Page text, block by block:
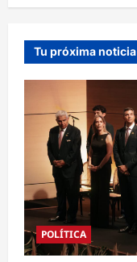
Tu próxima noticia
POLÍTICA